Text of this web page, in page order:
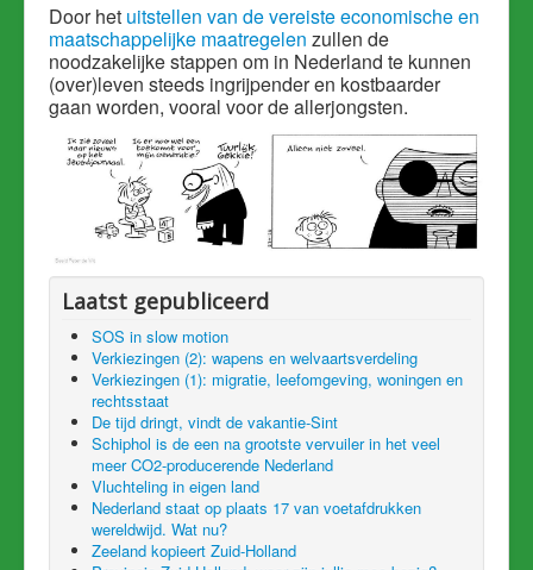
Door het uitstellen van de vereiste economische en
maatschappelijke maatregelen zullen de
noodzakelijke stappen om in Nederland te kunnen
(over)leven steeds ingrijpender en kostbaarder
gaan worden, vooral voor de allerjongsten.
Laatst gepubliceerd
SOS in slow motion
Verkiezingen (2): wapens en welvaartsverdeling
Verkiezingen (1): migratie, leefomgeving, woningen en
rechtsstaat
De tijd dringt, vindt de vakantie-Sint
Schiphol is de een na grootste vervuiler in het veel
meer CO2-producerende Nederland
Vluchteling in eigen land
Nederland staat op plaats 17 van voetafdrukken
wereldwijd. Wat nu?
Zeeland kopieert Zuid-Holland